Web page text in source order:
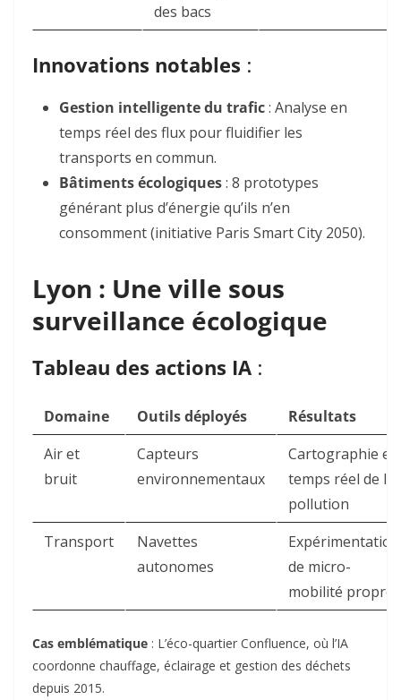
des bacs
Innovations notables :
Gestion intelligente du trafic: Analyse en
temps réel des flux pour fluidifier les
transports en commun.
Bâtiments écologiques: 8 prototypes
générant plus d’énergie qu’ils n’en
consomment (initiative Paris Smart City 2050).
Lyon : Une ville sous
surveillance écologique
Tableau des actions IA :
Domaine Outils déployés
Résultats
Air et
bruit
Capteurs
environnementaux
Cartographie en
temps réel de la
pollution
Transport
Navettes
autonomes
Expérimentation
de micro-
mobilité propre
Cas emblématique : L’éco-quartier Confluence, où l’IA
coordonne chauffage, éclairage et gestion des déchets
depuis 2015.